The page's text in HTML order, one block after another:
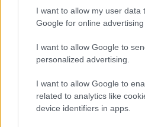
I want to allow my user data
Google for online advertising
I want to allow Google to
personalized advertising.
I want to allow Google to
related to analytics like
device identifiers in apps.